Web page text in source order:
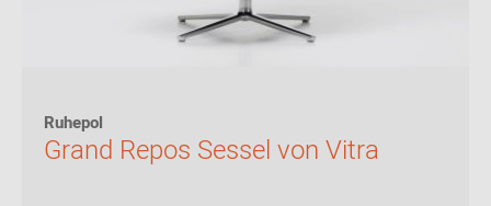
Ruhepol
Grand Repos Sessel von Vitra